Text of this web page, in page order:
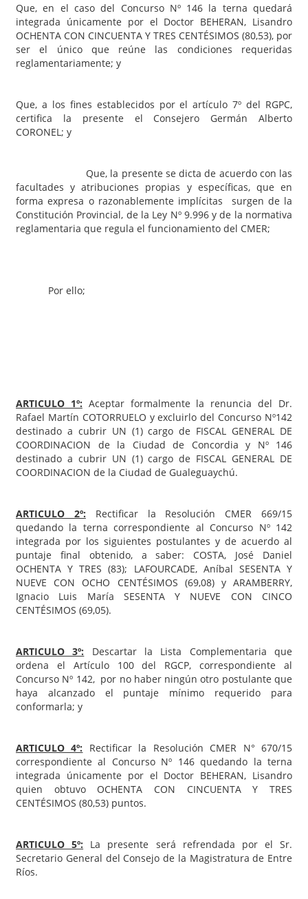
Que, en el caso del Concurso Nº 146 la terna quedará
integrada únicamente por el Doctor BEHERAN, Lisandro
OCHENTA CON CINCUENTA Y TRES CENTÉSIMOS (80,53), por
ser el único que reúne las condiciones requeridas
reglamentariamente; y
Que, a los fines establecidos por el artículo 7º del RGPC,
certifica la presente el Consejero Germán Alberto
CORONEL; y
Que, la presente se dicta de acuerdo con las
facultades y atribuciones propias y específicas, que en
forma expresa o razonablemente implícitas surgen de la
Constitución Provincial, de la Ley Nº 9.996 y de la normativa
reglamentaria que regula el funcionamiento del CMER;
Por ello;
ARTICULO 1º: Aceptar formalmente la renuncia del Dr.
Rafael Martín COTORRUELO y excluirlo del Concurso Nº142
destinado a cubrir UN (1) cargo de FISCAL GENERAL DE
COORDINACION de la Ciudad de Concordia y Nº 146
destinado a cubrir UN (1) cargo de FISCAL GENERAL DE
COORDINACION de la Ciudad de Gualeguaychú.
ARTICULO 2º: Rectificar la Resolución CMER 669/15
quedando la terna correspondiente al Concurso Nº 142
integrada por los siguientes postulantes y de acuerdo al
puntaje final obtenido, a saber: COSTA, José Daniel
OCHENTA Y TRES (83); LAFOURCADE, Aníbal SESENTA Y
NUEVE CON OCHO CENTÉSIMOS (69,08) y ARAMBERRY,
Ignacio Luis María SESENTA Y NUEVE CON CINCO
CENTÉSIMOS (69,05).
ARTICULO 3º: Descartar la Lista Complementaria que
ordena el Artículo 100 del RGCP, correspondiente al
Concurso Nº 142, por no haber ningún otro postulante que
haya alcanzado el puntaje mínimo requerido para
conformarla; y
ARTICULO 4º: Rectificar la Resolución CMER N° 670/15
correspondiente al Concurso Nº 146 quedando la terna
integrada únicamente por el Doctor BEHERAN, Lisandro
quien obtuvo OCHENTA CON CINCUENTA Y TRES
CENTÉSIMOS (80,53) puntos.
ARTICULO 5º: La presente será refrendada por el Sr.
Secretario General del Consejo de la Magistratura de Entre
Ríos.